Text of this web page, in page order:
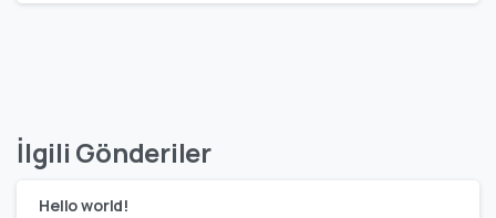
İlgili Gönderiler
Hello world!